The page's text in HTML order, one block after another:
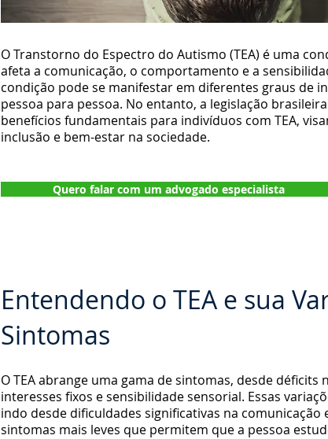
O Transtorno do Espectro do Autismo (TEA) é uma
afeta a comunicação, o comportamento e a
condição pode se manifestar em diferentes graus de
pessoa para pessoa. No entanto, a legislação
benefícios fundamentais para indivíduos com TEA,
inclusão e bem-estar na sociedade.
Quero falar com um advogado especialista
Entendendo o TEA e sua
Sintomas
O TEA abrange uma gama de sintomas, desde déficits
interesses fixos e sensibilidade sensorial. Essas
indo desde dificuldades significativas na comunicação
sintomas mais leves que permitem que a pessoa